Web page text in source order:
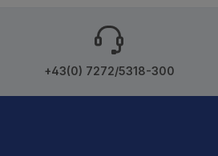
+43(0) 7272/5318-300